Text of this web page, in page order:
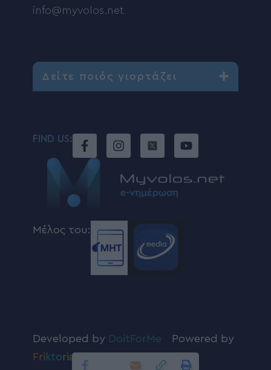
info@myvolos.net
Δείτε ποιός γιορτάζει
FIND US:
Μέλος του:
Developed by DoitForMe
Powered by
Fri ktoria